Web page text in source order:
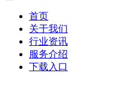
首页
关于我们
行业资讯
服务介绍
下载入口